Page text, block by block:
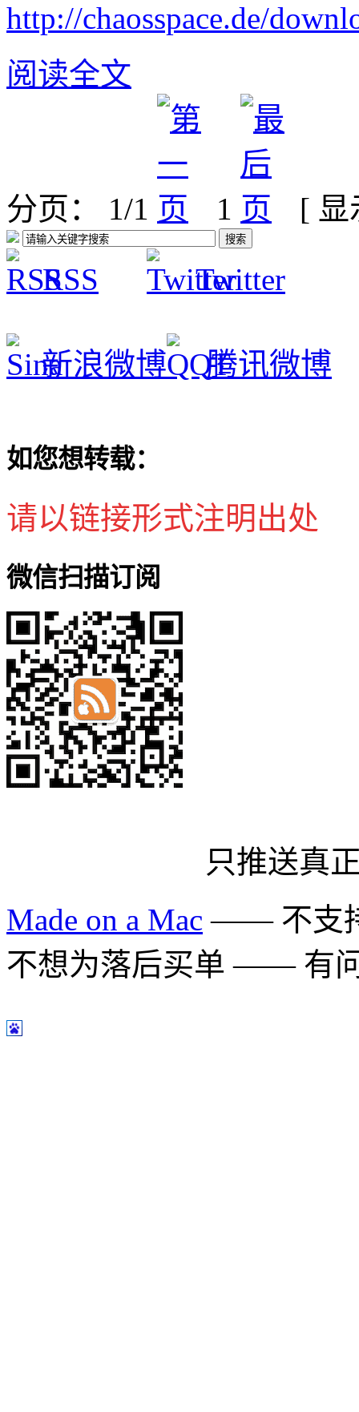
http://chaosspace.de/
阅读全文
分页： 1/1 1 [
RSS Twitter
新浪微博 腾讯微博
如您想转载：
请以链接形式注明出处
微信扫描订阅
只推送真
Made on a Mac —— 不支
不想为落后买单 —— 有